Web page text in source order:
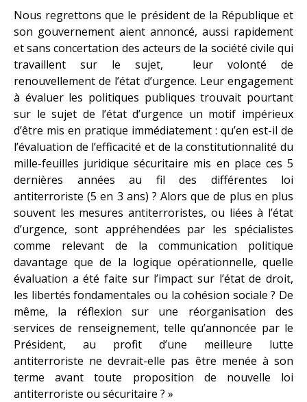
Nous regrettons que le président de la République et
son gouvernement aient annoncé, aussi rapidement
et sans concertation des acteurs de la société civile qui
travaillent sur le sujet, leur volonté de
renouvellement de l’état d’urgence. Leur engagement
à évaluer les politiques publiques trouvait pourtant
sur le sujet de l’état d’urgence un motif impérieux
d’être mis en pratique immédiatement : qu’en est-il de
l’évaluation de l’efficacité et de la constitutionnalité du
mille-feuilles juridique sécuritaire mis en place ces 5
dernières années au fil des différentes loi
antiterroriste (5 en 3 ans) ? Alors que de plus en plus
souvent les mesures antiterroristes, ou liées à l’état
d’urgence, sont appréhendées par les spécialistes
comme relevant de la communication politique
davantage que de la logique opérationnelle, quelle
évaluation a été faite sur l’impact sur l’état de droit,
les libertés fondamentales ou la cohésion sociale ? De
même, la réflexion sur une réorganisation des
services de renseignement, telle qu’annoncée par le
Président, au profit d’une meilleure lutte
antiterroriste ne devrait-elle pas être menée à son
terme avant toute proposition de nouvelle loi
antiterroriste ou sécuritaire ? »